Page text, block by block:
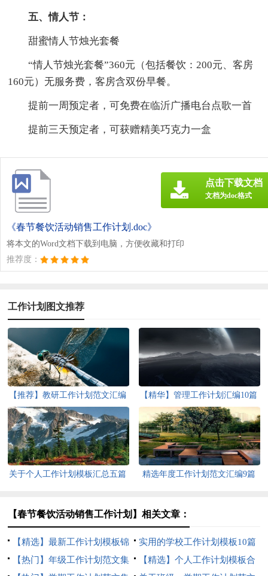
五、情人节：
甜蜜情人节烛光套餐
“情人节烛光套餐”360元（包括餐饮：200元、客房
160元）无服务费，客房含双份早餐。
提前一周预定者，可免费在临沂广播电台点歌一首
提前三天预定者，可获赠精美巧克力一盒
《春节餐饮活动销售工作计划.doc》
将本文的Word文档下载到电脑，方便收藏和打印
推荐度：
点击下载文档
文档为doc格式
工作计划图文推荐
【推荐】教研工作计划范文汇编
五篇
【精华】管理工作计划汇编10篇
关于个人工作计划模板汇总五篇 精选年度工作计划范文汇编9篇
【春节餐饮活动销售工作计划】相关文章：
【精选】最新工作计划模板锦
集八篇
实用的学校工作计划模板10篇
【热门】年级工作计划范文集
【精选】个人工作计划模板合